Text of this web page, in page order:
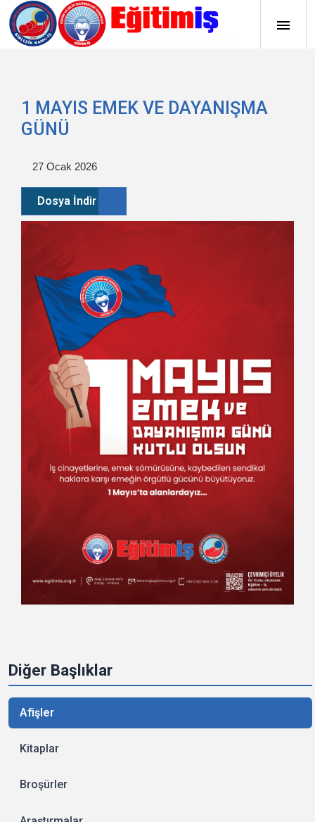
Diğer Başlıklar
Afişler
Kitaplar
Broşürler
1 MAYIS EMEK VE DAYANIŞMA
GÜNÜ
27 Ocak 2026
Dosya İndir